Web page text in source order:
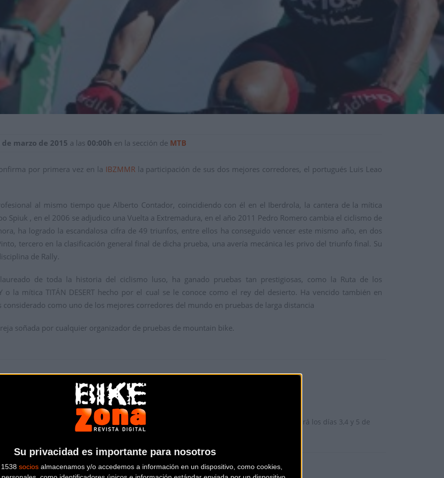
Su privacidad es importante para nosotros
socios almacenamos y/o accedemos a información en un dispositivo, como cookies,
marzo de 2015 a las 00:00h en la sección de MTB
por primera vez en la IBZMMR la participación de sus dos mejores corredores, el portugués Luis Leao
al mismo tiempo que Alberto Contador, coincidiendo con él en el Iberdrola, la cantera de la mítica
Spiuk , en el 2006 se adjudico una Vuelta a Extremadura, en el año 2011 Pedro Romero cambia el ciclismo de
ha logrado la escandalosa cifra de 49 triunfos, entre ellos ha conseguido vencer este mismo año, en dos
tercero en la clasificación general final de dicha prueba, una avería mecánica les privo del triunfo final. Su
de Rally.
de toda la historia del ciclismo luso, ha ganado pruebas tan prestigiosas, como la Ruta de los
o la mítica TITÁN DESERT hecho por el cual se le conoce como el rey del desierto. Ha vencido también en
como uno de los mejores corredores del mundo en pruebas de larga distancia
soñada por cualquier organizador de pruebas de mountain bike.
Más info. de este evento
XXV VUELTA IBIZA INTERNACIONAL MTB - MEMORIAL BARTOLO PLANELLS
Se celebra del03/04/2015 al05/04/2015
La XV Edición de la Vuelta a Ibiza en Mountain bike. Esta próxima edición se celebrará los días 3,4 y 5 de
abril de 2015. Con... [+]